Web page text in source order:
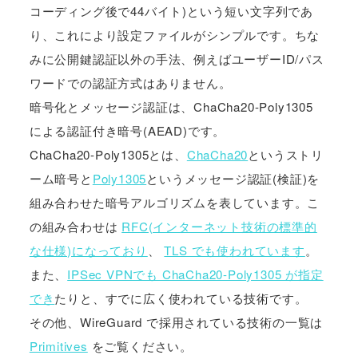
コーディング後で44バイト)という短い文字列であ
り、これにより設定ファイルがシンプルです。ちな
みに公開鍵認証以外の手法、例えばユーザーID/パス
ワードでの認証方式はありません。
暗号化とメッセージ認証は、ChaCha20-Poly1305
による認証付き暗号(AEAD)です。
ChaCha20-Poly1305とは、 ChaCha20というストリ
ーム暗号と Poly1305というメッセージ認証(検証)を
組み合わせた暗号アルゴリズムを表しています。こ
の組み合わせは RFC(インターネット技術の標準的
な仕様)になっており
、TLS でも使われています。
また、 IPSec VPNでも ChaCha20-Poly1305 が指定
できたりと、すでに広く使われている技術です。
その他、WireGuard で採用されている技術の一覧は
Primitives をご覧ください。